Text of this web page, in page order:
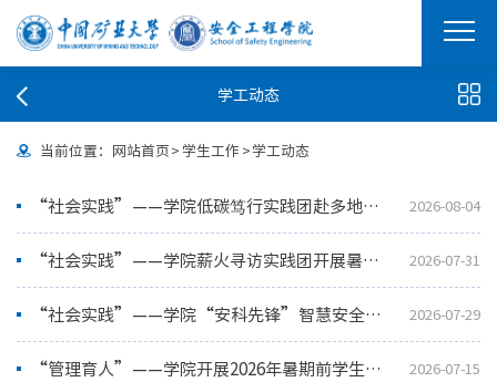
学工动态
当前位置： 网站首页>学生工作 >学工动态
“社会实践”——学院低碳笃行实践团赴多地开展社会实践 2026-08-04
“社会实践”——学院薪火寻访实践团开展暑假社会实践 2026-07-31
“社会实践”——学院“安科先锋”智慧安全教育实践团赴中国安科院密云基地开展科创专项实践 2026-07-29
“管理育人”——学院开展2026年暑期前学生宿舍安全检查 2026-07-15